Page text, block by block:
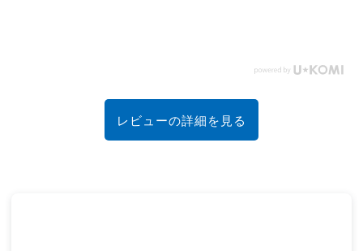
レビューの詳細を見る